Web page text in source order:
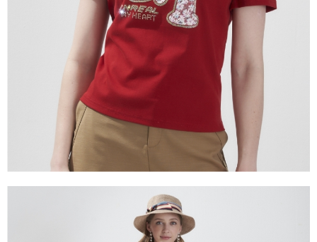
１．透過由恩沛科技股份有限公司提供之「AFTEE先享後付」服務完成之交
易，需依本服務之必要範圍內提供個人資料，並將交易相關給付款項請求債
權轉讓予恩沛科技股份有限公司。
２．關於個人資料處理事宜，請瀏覽以下網址：
https://aftee.tw/terms/#terms3
３．未成年的使用者請事先徵得法定代理人或監護人之同意方可使用
「AFTEE先享後付」，若未經同意申辦者引起之損失，本公司不負相關責
４．使用「AFTEE先享後付」時，將依據個別帳號之用戶狀況，依本公司即
時審查核予不同之上限額度；若仍有額度不足之情形，本公司將視審查結果
請求用戶進行身份認證。
５．嚴禁一人註冊多個帳號或使用他人資訊註冊。若發現惡意使用之情形，